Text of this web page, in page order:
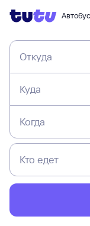
Откуда
Куда
Когда
Кто едет